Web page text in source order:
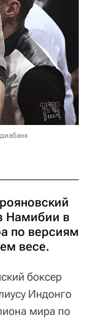
Намибии в
по версиям
весе.
боксер
Индонго
мира по